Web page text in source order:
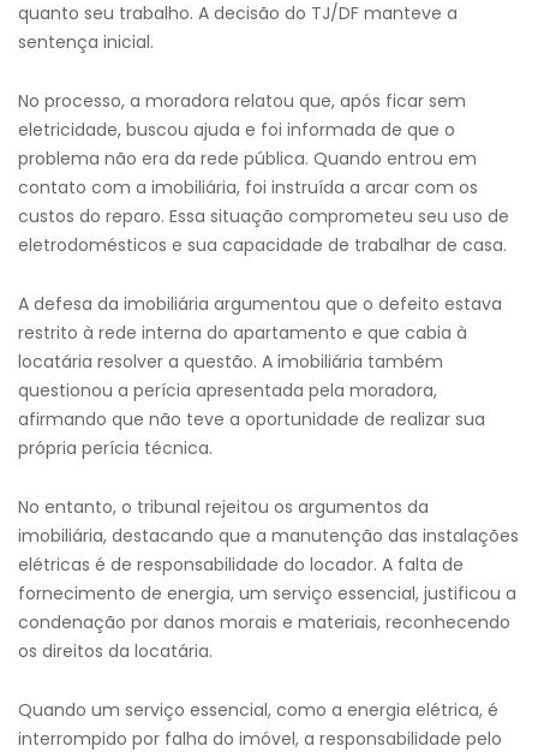
quanto seu trabalho. A decisão do TJ/DF manteve a
sentença inicial.
No processo, a moradora relatou que, após ficar sem
eletricidade, buscou ajuda e foi informada de que o
problema não era da rede pública. Quando entrou em
contato com a imobiliária, foi instruída a arcar com os
custos do reparo. Essa situação comprometeu seu uso de
eletrodomésticos e sua capacidade de trabalhar de casa.
A defesa da imobiliária argumentou que o defeito estava
restrito à rede interna do apartamento e que cabia à
locatária resolver a questão. A imobiliária também
questionou a perícia apresentada pela moradora,
afirmando que não teve a oportunidade de realizar sua
própria perícia técnica.
No entanto, o tribunal rejeitou os argumentos da
imobiliária, destacando que a manutenção das instalações
elétricas é de responsabilidade do locador. A falta de
fornecimento de energia, um serviço essencial, justificou a
condenação por danos morais e materiais, reconhecendo
os direitos da locatária.
Quando um serviço essencial, como a energia elétrica, é
interrompido por falha do imóvel, a responsabilidade pelo